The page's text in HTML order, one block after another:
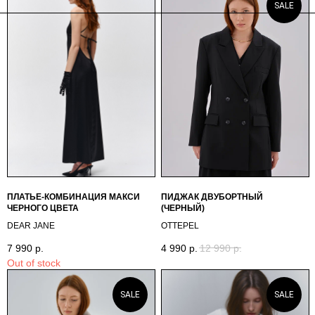
ПЛАТЬЕ-КОМБИНАЦИЯ МАКСИ
ЧЕРНОГО ЦВЕТА
DEAR JANE
7 990 р.
Out of stock
SALE
ПИДЖАК ДВУБОРТНЫЙ
(ЧЕРНЫЙ)
OTTEPEL
4 990 р. 12 990 р.
SALE SALE